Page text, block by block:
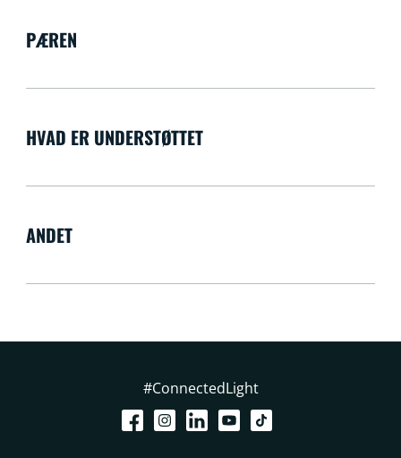
PÆREN
HVAD ER UNDERSTØTTET
ANDET
#ConnectedLight